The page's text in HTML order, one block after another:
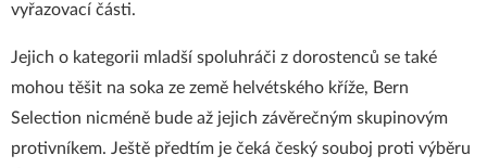
vyřazovací části.
Jejich o kategorii mladší spoluhráči z dorostenců se také
mohou těšit na soka ze země helvétského kříže, Bern
Selection nicméně bude až jejich závěrečným skupinovým
protivníkem. Ještě předtím je čeká český souboj proti výběru